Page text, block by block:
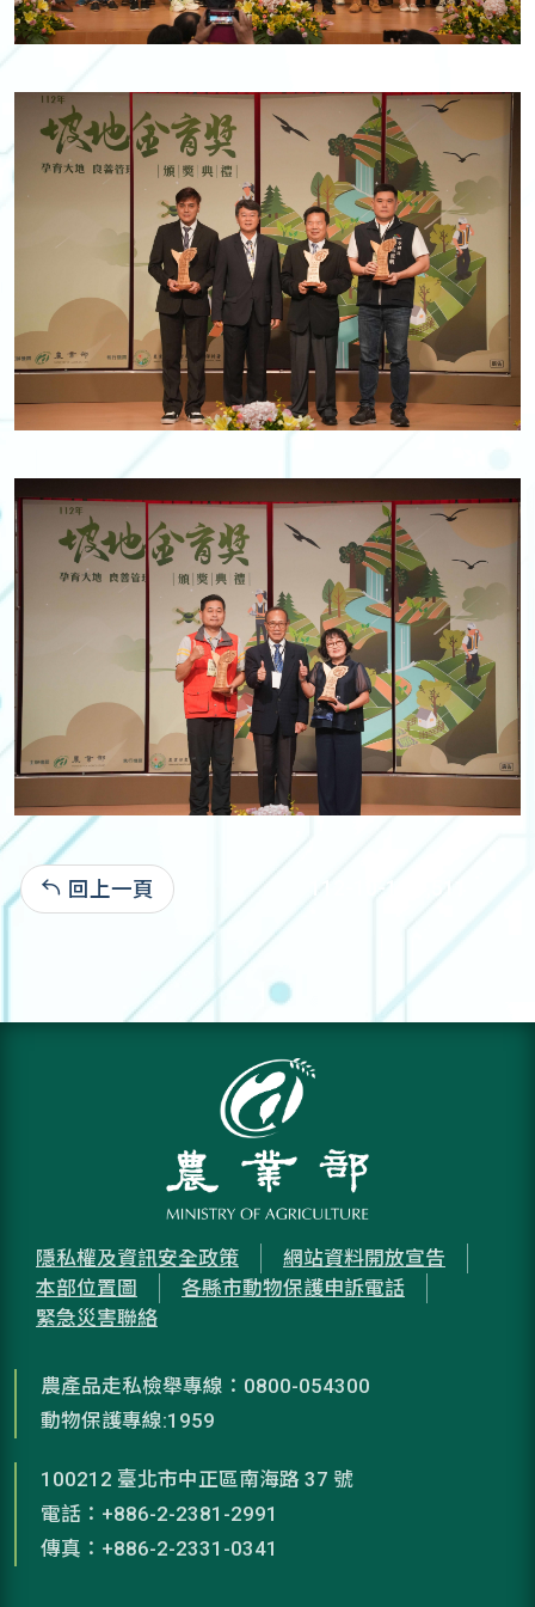
回上一頁 112-10-18:1,511
隱私權及資訊安全政策
網站資料開放宣告
本部位置圖
各縣市動物保護申訴電話
緊急災害聯絡
農產品走私檢舉專線：0800-054300
動物保護專線:1959
100212 臺北市中正區南海路 37 號
電話：+886-2-2381-2991
傳真：+886-2-2331-0341